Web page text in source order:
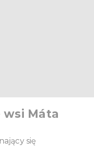
wsi Máta
się